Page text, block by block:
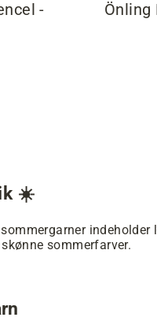
-
Önling
☀️
sommerfarver.